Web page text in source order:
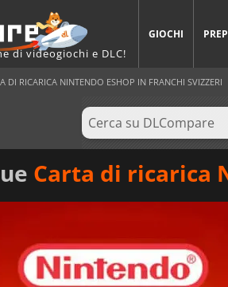
di videogiochi e DLC!
GIOCHI
DI RICARICA NINTENDO ESHOP IN FRANCHI SVIZZERI
Carta di ricarica